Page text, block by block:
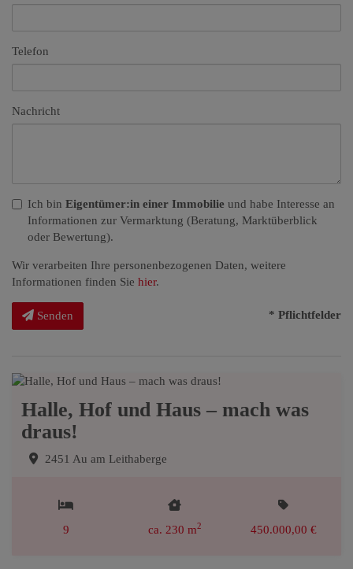
Telefon
Nachricht
Ich bin Eigentümer:in einer Immobilie und habe Interesse an
Informationen zur Vermarktung (Beratung, Marktüberblick
oder Bewertung).
Wir verarbeiten Ihre personenbezogenen Daten, weitere
Informationen finden Sie hier.
Senden * Pflichtfelder
Halle, Hof und Haus – mach was
draus!
2451 Au am Leithaberge
9 ca. 230 m2 450.000,00 €